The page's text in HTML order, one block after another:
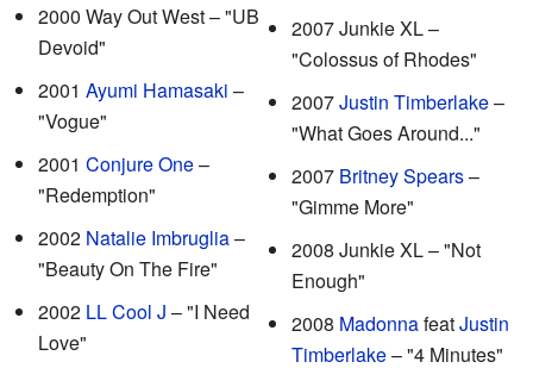
2000 Way Out West – "UB
Devoid"
2001 Ayumi Hamasaki –
"Vogue"
2001 Conjure One–
"Redemption"
2002 Natalie Imbruglia–
"Beauty On The Fire"
2002 LL Cool J – "I Need
Love"
2007 Junkie XL –
"Colossus of Rhodes"
2007Justin Timberlake–
"What Goes Around..."
2007 Britney Spears–
"Gimme More"
2008 Junkie XL – "Not
Enough"
2008 MadonnafeatJustin
Timberlake– "4 Minutes"